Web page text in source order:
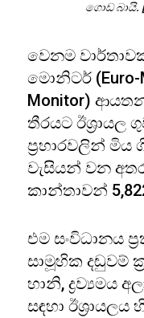
ගොඩ බායි.
වෙනම
මොනිටර් (Euro-
Monitor)
තීරයට ඊශ්‍රායල
ප්‍රහාරවලින්
වැසියන් වන
කාන්තාවන්
එම සංවිධානය
සාමූහික දඬුවම්
හානි, ද්‍රව්‍යමය
සඳහා